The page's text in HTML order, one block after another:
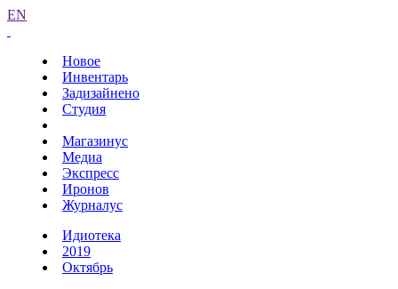
EN
Новое
Инвентарь
Задизайнено
Студия
Магазинус
Медиа
Экспресс
Иронов
Журналус
Идиотека
2019
Октябрь